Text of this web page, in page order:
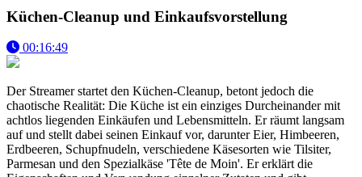
Küchen-Cleanup und Einkaufsvorstellung
00:16:49
Der Streamer startet den Küchen-Cleanup, betont jedoch die
chaotische Realität: Die Küche ist ein einziges Durcheinander mit
achtlos liegenden Einkäufen und Lebensmitteln. Er räumt langsam
auf und stellt dabei seinen Einkauf vor, darunter Eier, Himbeeren,
Erdbeeren, Schupfnudeln, verschiedene Käsesorten wie Tilsiter,
Parmesan und den Spezialkäse 'Tête de Moin'. Er erklärt die